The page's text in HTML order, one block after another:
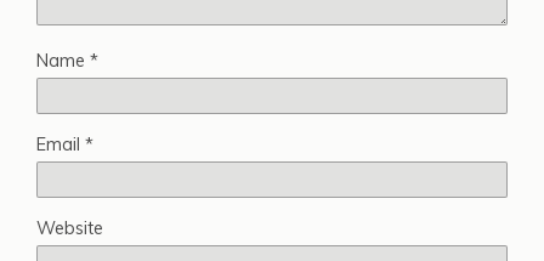
Name *
Email *
Website